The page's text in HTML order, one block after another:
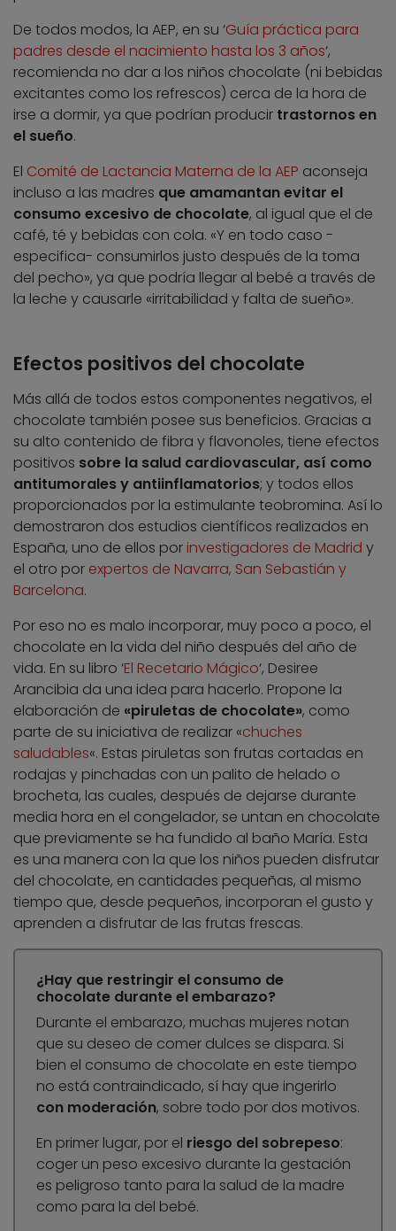
De todos modos, la AEP, en su ‘Guía práctica para
padres desde el nacimiento hasta los 3 años‘,
recomienda no dar a los niños chocolate (ni bebidas
excitantes como los refrescos) cerca de la hora de
irse a dormir, ya que podrían producir trastornos en
el sueño.
El Comité de Lactancia Materna de la AEP aconseja
incluso a las madres que amamantan evitar el
consumo excesivo de chocolate, al igual que el de
café, té y bebidas con cola. «Y en todo caso -
especifica- consumirlos justo después de la toma
del pecho», ya que podría llegar al bebé a través de
la leche y causarle «irritabilidad y falta de sueño».
Efectos positivos del chocolate
Más allá de todos estos componentes negativos, el
chocolate también posee sus beneficios. Gracias a
su alto contenido de fibra y flavonoles, tiene efectos
positivos sobre la salud cardiovascular, así como
antitumorales y antiinflamatorios; y todos ellos
proporcionados por la estimulante teobromina. Así lo
demostraron dos estudios científicos realizados en
España, uno de ellos por investigadores de Madrid y
el otro por expertos de Navarra, San Sebastián y
Barcelona.
Por eso no es malo incorporar, muy poco a poco, el
chocolate en la vida del niño después del año de
vida. En su libro ‘El Recetario Mágico‘, Desiree
Arancibia da una idea para hacerlo. Propone la
elaboración de «piruletas de chocolate», como
parte de su iniciativa de realizar «chuches
saludables«. Estas piruletas son frutas cortadas en
rodajas y pinchadas con un palito de helado o
brocheta, las cuales, después de dejarse durante
media hora en el congelador, se untan en chocolate
que previamente se ha fundido al baño María. Esta
es una manera con la que los niños pueden disfrutar
del chocolate, en cantidades pequeñas, al mismo
tiempo que, desde pequeños, incorporan el gusto y
aprenden a disfrutar de las frutas frescas.
¿Hay que restringir el consumo de
chocolate durante el embarazo?
Durante el embarazo, muchas mujeres notan
que su deseo de comer dulces se dispara. Si
bien el consumo de chocolate en este tiempo
no está contraindicado, sí hay que ingerirlo
con moderación, sobre todo por dos motivos.
En primer lugar, por el riesgo del sobrepeso:
coger un peso excesivo durante la gestación
es peligroso tanto para la salud de la madre
como para la del bebé.